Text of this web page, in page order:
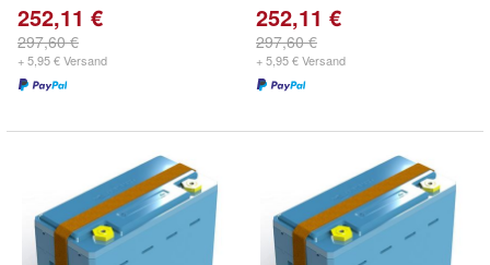
252,11 €
297,60 €
+ 5,95 € Versand
252,11 €
297,60 €
+ 5,95 € Versand